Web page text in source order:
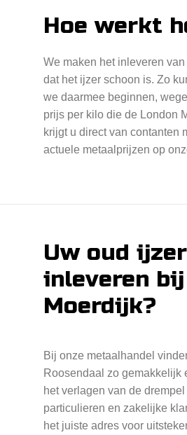
Hoe werkt
We maken het inleveren
dat het ijzer schoon is. Zo
we daarmee beginnen,
prijs per kilo die de London
krijgt u direct van contanten
actuele metaalprijzen op
Uw oud
inleveren
Moerdijk?
Bij onze metaalhandel
Roosendaal zo gemakkelijk
het verlagen van de
particulieren en zakelijke
het juiste adres voor